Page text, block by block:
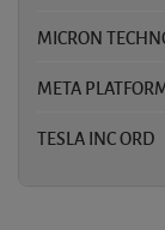
MICRON
META
TESLA INC ORD